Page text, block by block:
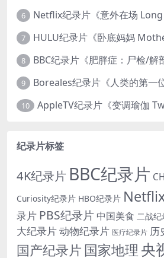
6
7
8
9
10
纪录片标签
4K纪录片 BBC纪录片
Curiosity纪录片 HBO纪录片
录片 PBS纪录片 中国美食 二战
大纪录片动物纪录片 医疗纪录片 历
国产纪录片 国家地理 央